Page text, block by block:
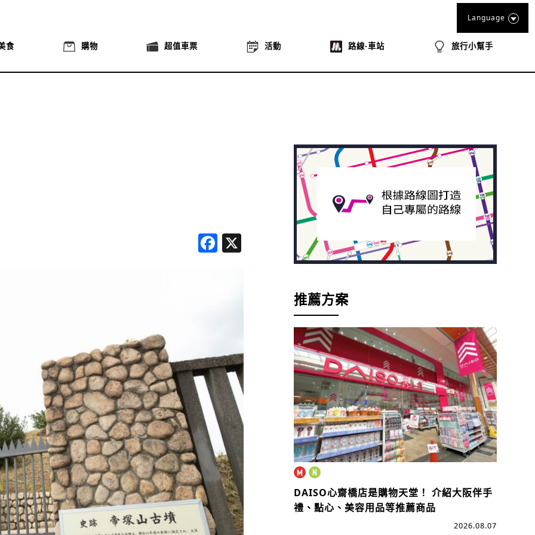
食 購物 超值車票 活動 路線‧車站 旅行小幫手
Language
Facebook
推薦方案
DAISO心齋橋店是購物天堂！介紹大阪伴手
禮、點心、美容用品等推薦商品
2026.08.07